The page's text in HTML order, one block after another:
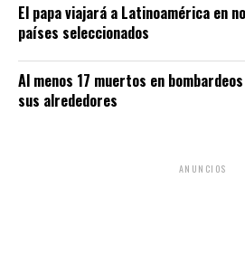
El papa viajará a Latinoamérica en
países seleccionados
Al menos 17 muertos en
sus alrededores
ANUNCIOS